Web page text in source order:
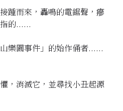
踵而來，轟鳴的電鋸聲，瘮
的......
樂園事件」的始作俑者......
，消滅它，並尋找小丑起源